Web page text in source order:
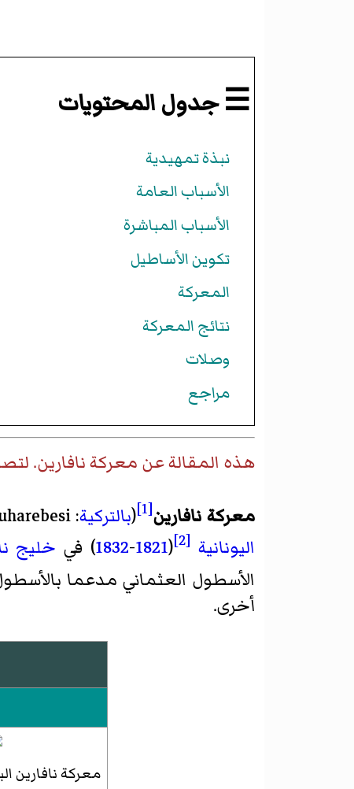
☰ جدول المحتويات
نبذة تمهيدية
الأسباب العامة
الأسباب المباشرة
تكوين الأساطيل
المعركة
نتائج المعركة
وصلات
مراجع
هذه المقالة عن معركة نافارين.
معركة نافارين[1]
(بالتركية:
اليونانية [2]
(
1821
-
1832) في خليج
الأسطول العثماني مدعما
أخرى.
معركة نافارين